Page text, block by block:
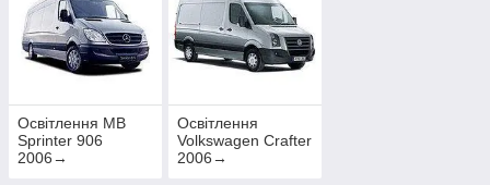
Освітлення MB
Sprinter 906
2006→
Освітлення
Volkswagen Crafter
2006→